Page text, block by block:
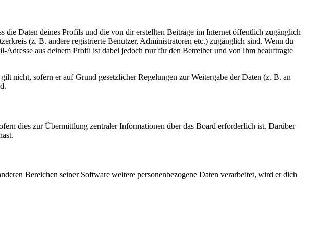
die Daten deines Profils und die von dir erstellten Beiträge im Internet öffentlich zugänglich
(z. B. andere registrierte Benutzer, Administratoren etc.) zugänglich sind. Wenn du
aus deinem Profil ist dabei jedoch nur für den Betreiber und von ihm beauftragte
nicht, sofern er auf Grund gesetzlicher Regelungen zur Weitergabe der Daten (z. B. an
dies zur Übermittlung zentraler Informationen über das Board erforderlich ist. Darüber
Bereichen seiner Software weitere personenbezogene Daten verarbeitet, wird er dich